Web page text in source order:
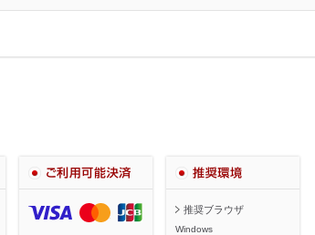
推奨ブラウザ
Windows